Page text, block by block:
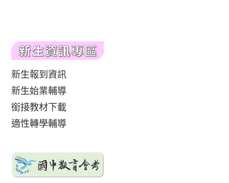
新生報到資訊
新生始業輔導
銜接教材下載
適性轉學輔導